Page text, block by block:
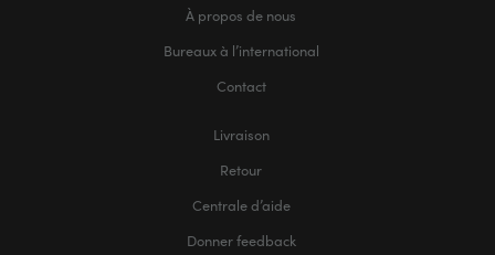
À propos de nous
Bureaux à l’international
Contact
Livraison
Retour
Centrale d’aide
Donner feedback